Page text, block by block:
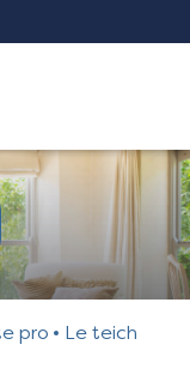
pro
Le teich